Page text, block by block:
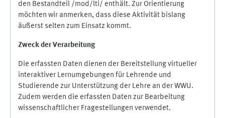
den Bestandteil /mod/lti/ enthält. Zur Orientierung
möchten wir anmerken, dass diese Aktivität bislang
äußerst selten zum Einsatz kommt.
Zweck der Verarbeitung
Die erfassten Daten dienen der Bereitstellung virtueller
interaktiver Lernumgebungen für Lehrende und
Studierende zur Unterstützung der Lehre an der WWU.
Zudem werden die erfassten Daten zur Bearbeitung
wissenschaftlicher Fragestellungen verwendet.